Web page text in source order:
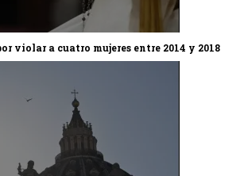
violar a cuatro mujeres entre 2014 y 2018